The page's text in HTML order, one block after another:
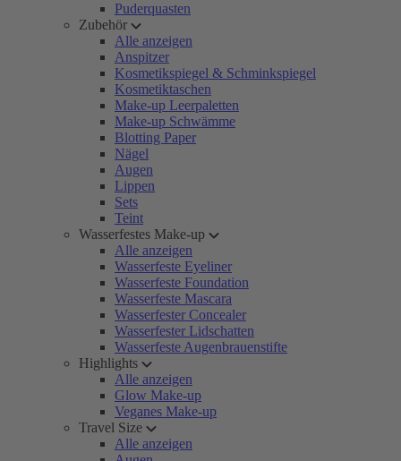
Puderquasten
Zubehör
Alle anzeigen
Anspitzer
Kosmetikspiegel & Schminkspiegel
Kosmetiktaschen
Make-up Leerpaletten
Make-up Schwämme
Blotting Paper
Nägel
Augen
Lippen
Sets
Teint
Wasserfestes Make-up
Alle anzeigen
Wasserfeste Eyeliner
Wasserfeste Foundation
Wasserfeste Mascara
Wasserfester Concealer
Wasserfester Lidschatten
Wasserfeste Augenbrauenstifte
Highlights
Alle anzeigen
Glow Make-up
Veganes Make-up
Travel Size
Alle anzeigen